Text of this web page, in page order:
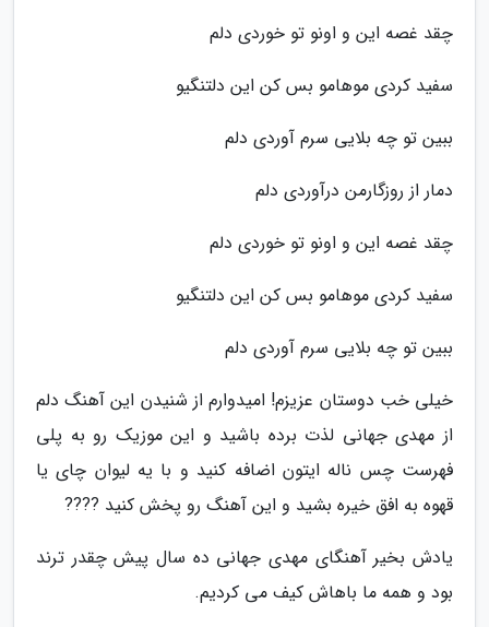
چقد غصه این و اونو تو خوردی دلم
سفید کردی موهامو بس کن این دلتنگیو
ببین تو چه بلایی سرم آوردی دلم
دمار از روزگارمن درآوردی دلم
چقد غصه این و اونو تو خوردی دلم
سفید کردی موهامو بس کن این دلتنگیو
ببین تو چه بلایی سرم آوردی دلم
خیلی خب دوستان عزیزم! امیدوارم از شنیدن این آهنگ دلم
از مهدی جهانی لذت برده باشید و این موزیک رو به پلی
فهرست چس ناله ایتون اضافه کنید و با یه لیوان چای یا
قهوه به افق خیره بشید و این آهنگ رو پخش کنید ????
یادش بخیر آهنگای مهدی جهانی ده سال پیش چقدر ترند
بود و همه ما باهاش کیف می کردیم.